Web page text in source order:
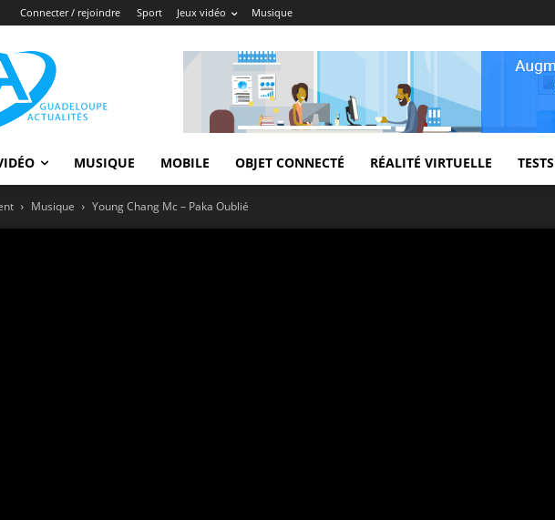
Connecter / rejoindre Sport Jeux vidéo Musique
MUSIQUE MOBILE OBJET CONNECTÉ RÉALITÉ VIRTUELLE TESTS
Musique Young Chang Mc – Paka Oublié